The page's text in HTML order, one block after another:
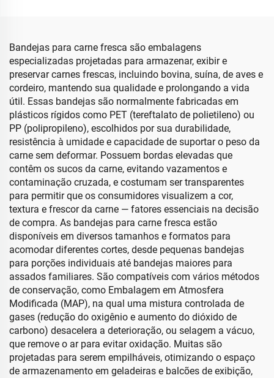
Bandejas para carne fresca são embalagens
especializadas projetadas para armazenar, exibir e
preservar carnes frescas, incluindo bovina, suína, de aves e
cordeiro, mantendo sua qualidade e prolongando a vida
útil. Essas bandejas são normalmente fabricadas em
plásticos rígidos como PET (tereftalato de polietileno) ou
PP (polipropileno), escolhidos por sua durabilidade,
resistência à umidade e capacidade de suportar o peso da
carne sem deformar. Possuem bordas elevadas que
contêm os sucos da carne, evitando vazamentos e
contaminação cruzada, e costumam ser transparentes
para permitir que os consumidores visualizem a cor,
textura e frescor da carne — fatores essenciais na decisão
de compra. As bandejas para carne fresca estão
disponíveis em diversos tamanhos e formatos para
acomodar diferentes cortes, desde pequenas bandejas
para porções individuais até bandejas maiores para
assados familiares. São compatíveis com vários métodos
de conservação, como Embalagem em Atmosfera
Modificada (MAP), na qual uma mistura controlada de
gases (redução do oxigênio e aumento do dióxido de
carbono) desacelera a deterioração, ou selagem a vácuo,
que remove o ar para evitar oxidação. Muitas são
projetadas para serem empilháveis, otimizando o espaço
de armazenamento em geladeiras e balcões de exibição,